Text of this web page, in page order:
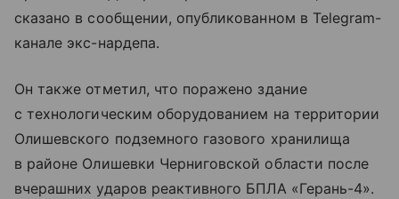
сказано в сообщении, опубликованном в Telegram-
канале экс-нардепа.
Он также отметил, что поражено здание
с технологическим оборудованием на территории
Олишевского подземного газового хранилища
в районе Олишевки Черниговской области после
вчерашних ударов реактивного БПЛА «Герань-4».